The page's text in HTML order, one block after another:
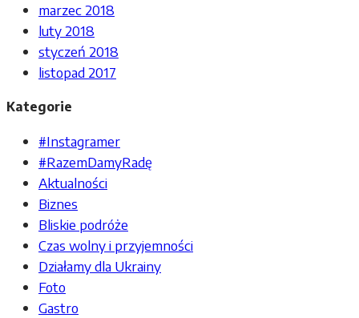
marzec 2018
luty 2018
styczeń 2018
listopad 2017
Kategorie
#Instagramer
#RazemDamyRadę
Aktualności
Biznes
Bliskie podróże
Czas wolny i przyjemności
Działamy dla Ukrainy
Foto
Gastro